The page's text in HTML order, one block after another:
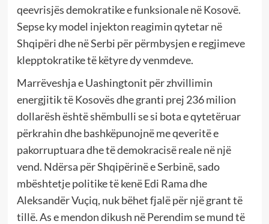
qeevrisjës demokratike e funksionale në Kosovë.
Sepse ky model injekton reagimin qytetar në
Shqipëri dhe në Serbi për përmbysjen e regjimeve
klepptokratike të këtyre dy venmdeve.
Marrëveshja e Uashingtonit për zhvillimin
energjitik të Kosovës dhe granti prej 236 milion
dollarësh është shëmbulli se si bota e qytetëruar
përkrahin dhe bashkëpunojnë me qeveritë e
pakorruptuara dhe të demokracisë reale në një
vend. Ndërsa për Shqipërinë e Serbinë, sado
mbështetje politike të kenë Edi Rama dhe
Aleksandër Vuçiq, nuk bëhet fjalë për një grant të
tillë. As e mendon dikush në Perendim se mund të